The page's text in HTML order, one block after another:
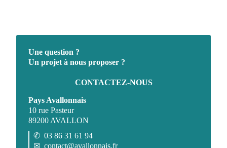
Une question ?
Un projet à nous proposer ?
CONTACTEZ-NOUS
Pays Avallonnais
10 rue Pasteur
89200 AVALLON
✆ 03 86 31 61 94
✉ contact@avallonnais.fr